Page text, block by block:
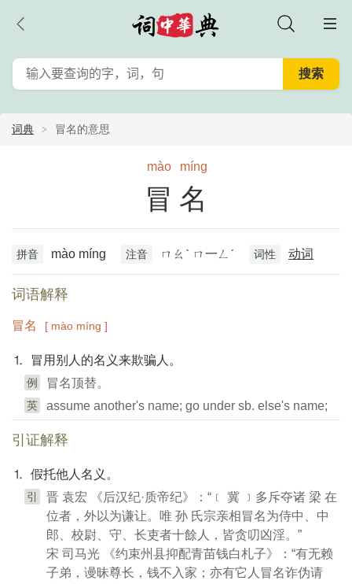
词典 冒名的意思
mào míng
冒名
拼音 mào míng 注音 ㄇㄠˋ ㄇ一ㄥˊ 词性 动词
词语解释
冒名 [ mào míng ]
⒈ 冒用别人的名义来欺骗人。
例 冒名顶替。
英 assume another's name; go under sb. else's name;
引证解释
⒈ 假托他人名义。
引
晋 袁宏 《后汉纪·质帝纪》：“﹝ 冀 ﹞多斥夺诸 梁 在
位者，外以为谦让。唯 孙 氏宗亲相冒名为侍中、中
郎、校尉、守、长吏者十餘人，皆贪叨凶淫。”
宋 司马光 《约束州县抑配青苗钱白札子》：“有无赖
子弟，谩昧尊长，钱不入家；亦有它人冒名诈伪请